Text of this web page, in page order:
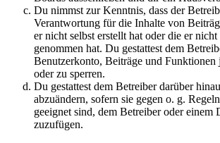
Du nimmst zur Kenntnis, dass der
Verantwortung für die Inhalte von
er nicht selbst erstellt hat oder die er
genommen hat. Du gestattest dem
Benutzerkonto, Beiträge und Funktionen
oder zu sperren.
Du gestattest dem Betreiber darüber
abzuändern, sofern sie gegen o. g.
geeignet sind, dem Betreiber oder einem
zuzufügen.